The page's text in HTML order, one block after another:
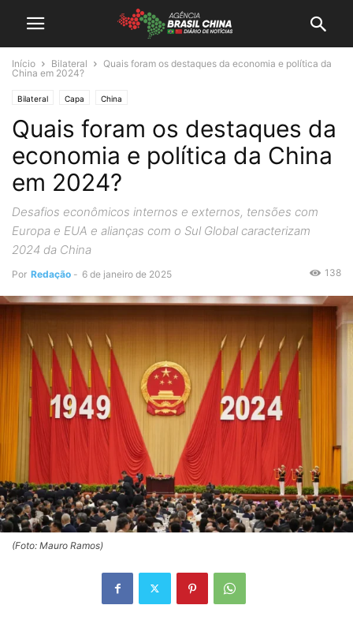
Início Bilateral
Quais foram os destaques da economia e política da
China em 2024?
Bilateral Capa China
Quais foram os destaques da
economia e política da China
em 2024?
Desafios econômicos internos e externos, tensões com
Europa e EUA e alianças com o Sul Global caracterizam
2024 da China
Por Redação - 6 de janeiro de 2025 138
(Foto: Mauro Ramos)